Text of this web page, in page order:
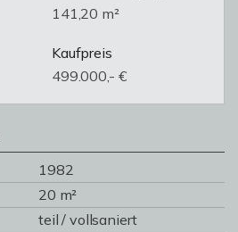
141,20 m²
Kaufpreis
499.000,- €
1982
20 m²
teil / vollsaniert